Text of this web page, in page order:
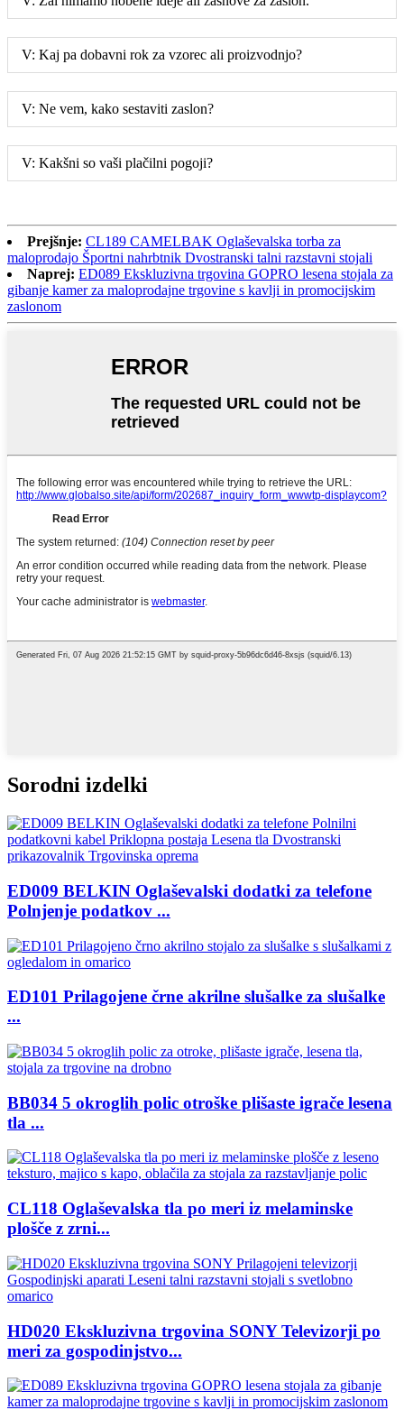
V: Kaj pa dobavni rok za vzorec ali proizvodnjo?
V: Ne vem, kako sestaviti zaslon?
V: Kakšni so vaši plačilni pogoji?
Prejšnje: CL189 CAMELBAK Oglaševalska torba za
maloprodajo Športni nahrbtnik Dvostranski talni razstavni stojali
Naprej: ED089 Ekskluzivna trgovina GOPRO lesena stojala za
gibanje kamer za maloprodajne trgovine s kavlji in promocijskim
zaslonom
Sorodni izdelki
ED009 BELKIN Oglaševalski dodatki za telefone
Polnjenje podatkov ...
ED101 Prilagojene črne akrilne slušalke za slušalke
...
BB034 5 okroglih polic otroške plišaste igrače lesena
tla ...
CL118 Oglaševalska tla po meri iz melaminske
plošče z zrni...
HD020 Ekskluzivna trgovina SONY Televizorji po
meri za gospodinjstvo...